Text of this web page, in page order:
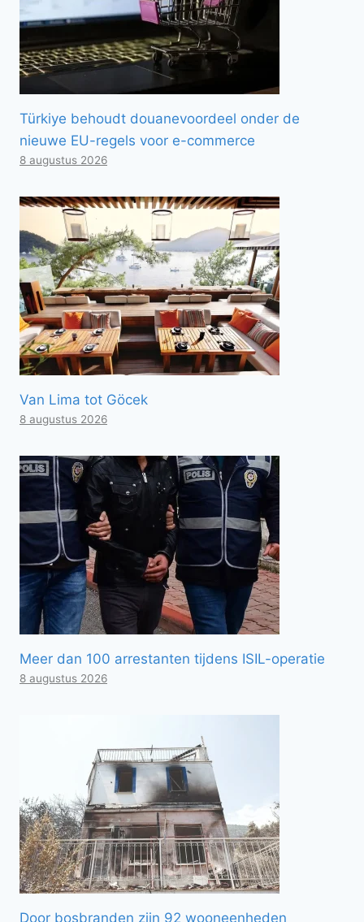
Türkiye behoudt douanevoordeel onder de
nieuwe EU-regels voor e-commerce
8 augustus 2026
Van Lima tot Göcek
8 augustus 2026
Meer dan 100 arrestanten tijdens ISIL-operatie
8 augustus 2026
Door bosbranden zijn 92 wooneenheden